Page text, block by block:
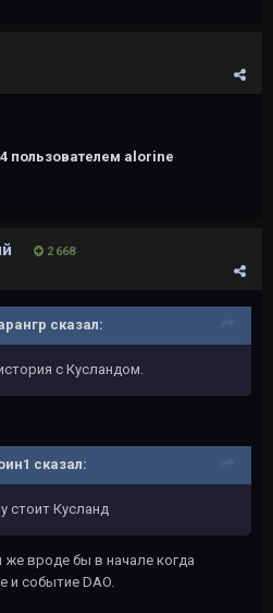
пользователем alorine
2 668
сказал:
с Кусландом.
сказал:
стоит Кусланд
вроде бы в начале когда
и событие DAO.